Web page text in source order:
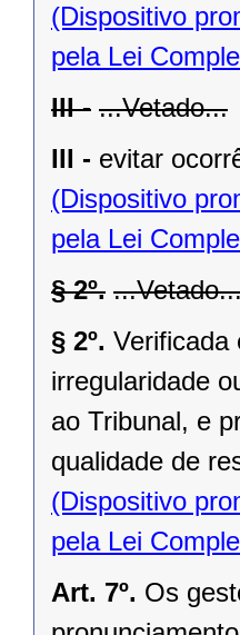
(Dispositivo
pela Lei
III - ...Vetado...
III - evitar
(Dispositivo
pela Lei
§ 2º.
§ 2º. Verificada
irregularidade
ao Tribunal, e
qualidade de
(Dispositivo
pela Lei
Art. 7º. Os